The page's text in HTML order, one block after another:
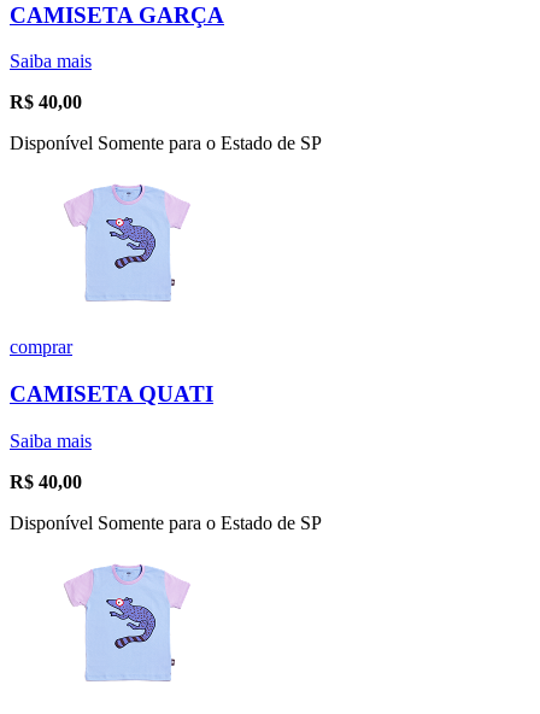
CAMISETA GARÇA
Saiba mais
R$ 40,00
Disponível Somente para o Estado de SP
comprar
CAMISETA QUATI
Saiba mais
R$ 40,00
Disponível Somente para o Estado de SP